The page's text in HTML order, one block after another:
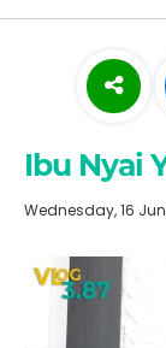
Ibu Nyai
Wednesday, 16